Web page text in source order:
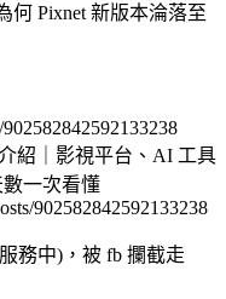
何 Pixnet 新版本淪落至
紹｜影視平台、AI 工具
一次看懂
902582842592133238
務中)，被 fb 攔截走